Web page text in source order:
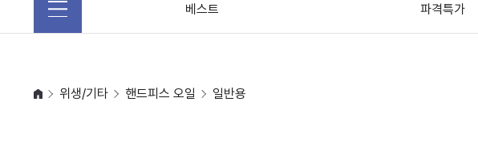
베스트 파격특가
위생/기타 핸드피스 오일 일반용